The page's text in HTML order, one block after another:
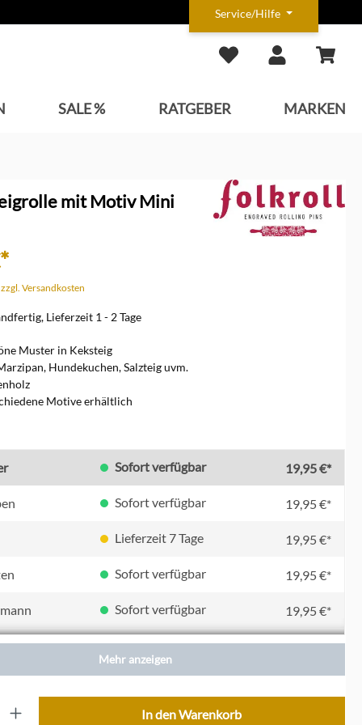
Service/Hilfe
SALE % RATGEBER MARKEN
mit Motiv Mini
Versandkosten
Lieferzeit 1 - 2 Tage
Muster in Keksteig
Hundekuchen, Salzteig uvm.
Motive erhältlich
Sofort verfügbar 19,95 €*
Sofort verfügbar 19,95 €*
Lieferzeit 7 Tage 19,95 €*
Sofort verfügbar 19,95 €*
Sofort verfügbar 19,95 €*
Sofort verfügbar 19,95 €*
Lieferzeit 7 Tage
Lieferzeit 7 Tage
Mehr anzeigen
In den Warenkorb